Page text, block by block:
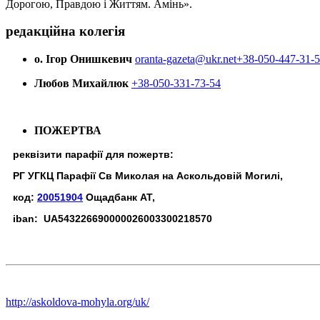
Дорогою, Правдою і Життям. Амінь».
редакційна колегія
о. Ігор Онишкевич oranta-gazeta@ukr.net+38-050-447-31-
Любов Михайлюк +38-050-331-73-54
ПОЖЕРТВА
реквізити парафії для пожертв:
РГ УГКЦ Парафії Св Миколая на Аскольдовій Могилі,
код: 20051904 Ощадбанк АТ,
iban: UA543226690000026003300218570
http://askoldova-mohyla.org/uk/